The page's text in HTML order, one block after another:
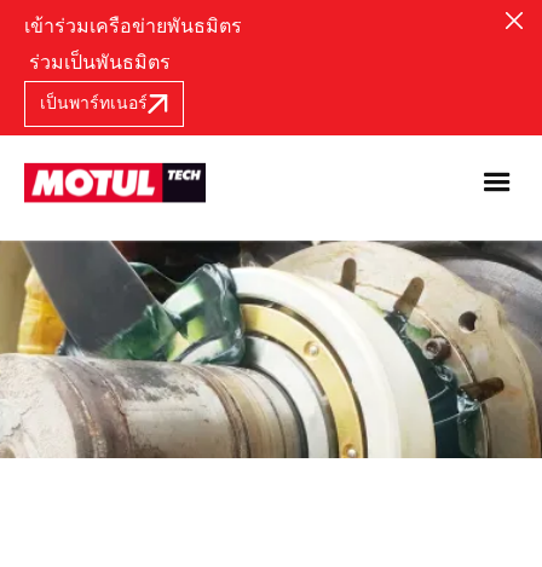
เข้าร่วมเครือข่ายพันธมิตร
ร่วมเป็นพันธมิตร
เป็นพาร์ทเนอร์